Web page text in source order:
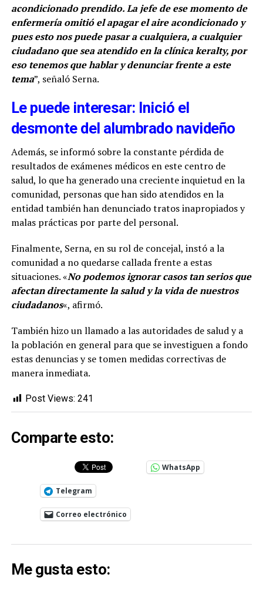
acondicionado prendido. La jefe de ese momento de
enfermería omitió el apagar el aire acondicionado y
pues esto nos puede pasar a cualquiera, a cualquier
ciudadano que sea atendido en la clínica keralty, por
eso tenemos que hablar y denunciar frente a este
tema”, señaló Serna.
Le puede interesar: Inició el
desmonte del alumbrado navideño
Además, se informó sobre la constante pérdida de
resultados de exámenes médicos en este centro de
salud, lo que ha generado una creciente inquietud en la
comunidad, personas que han sido atendidos en la
entidad también han denunciado tratos inapropiados y
malas prácticas por parte del personal.
Finalmente, Serna, en su rol de concejal, instó a la
comunidad a no quedarse callada frente a estas
situaciones. «No podemos ignorar casos tan serios que
afectan directamente la salud y la vida de nuestros
ciudadanos«, afirmó.
También hizo un llamado a las autoridades de salud y a
la población en general para que se investiguen a fondo
estas denuncias y se tomen medidas correctivas de
manera inmediata.
Post Views: 241
Comparte esto:
WhatsApp
Telegram
Correo electrónico
Me gusta esto: